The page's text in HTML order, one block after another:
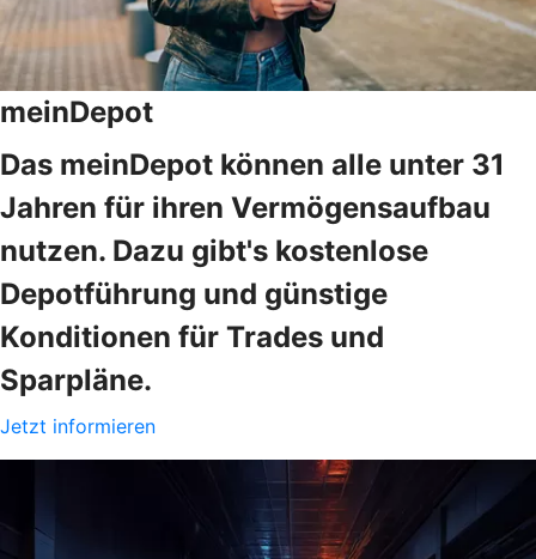
meinDepot
Das meinDepot können alle unter 31
Jahren für ihren Vermögensaufbau
nutzen. Dazu gibt's kostenlose
Depotführung und günstige
Konditionen für Trades und
Sparpläne.
Jetzt informieren